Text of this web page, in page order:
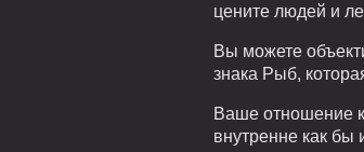
цените людей и
Вы можете
знака Рыб,
Ваше отношение
внутренне как бы